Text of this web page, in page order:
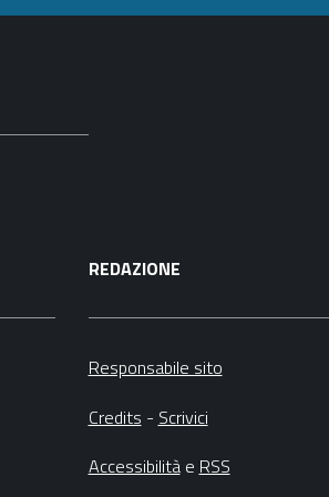
REDAZIONE
Responsabile sito
Credits - Scrivici
Accessibilitàe RSS